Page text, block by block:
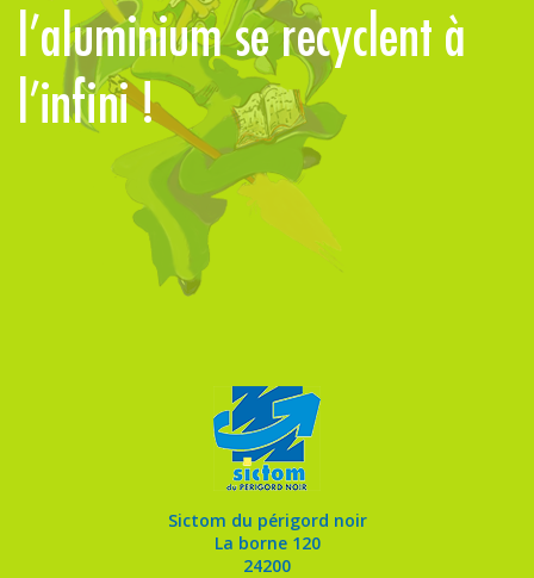
l’aluminium se recyclent à
l’infini !
Sictom du périgord noir
La borne 120
24200